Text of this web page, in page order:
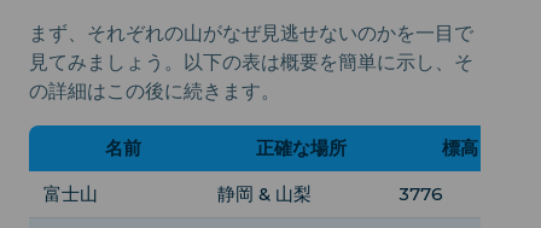
まず、それぞれの山がなぜ見逃せないのかを一目で
見てみましょう。以下の表は概要を簡単に示し、そ
の詳細はこの後に続きます。
名前 正確な場所
標高 (m)
富士山
静岡 & 山梨 3776